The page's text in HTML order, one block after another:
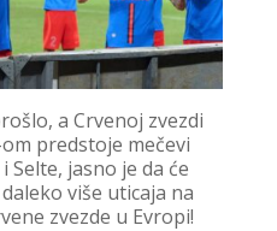
a Crvenoj zvezdi
predstoje mečevi
Selte, jasno je da će
više uticaja na
zvezde u Evropi!